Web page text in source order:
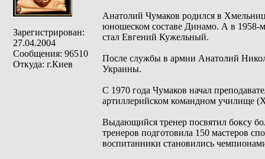
Зарегистрирован:
27.04.2004
Сообщения: 96510
Откуда: г.Киев
Анатолий Чумаков родился в
юношеском составе Динамо. А в
стал Евгений Кужельный.
После службы в армии Анатолий
Украины.
С 1970 года Чумаков начал
артиллерийском командном училище
Выдающийся тренер посвятил боксу
тренеров подготовила 150 мастеров
воспитанники становились